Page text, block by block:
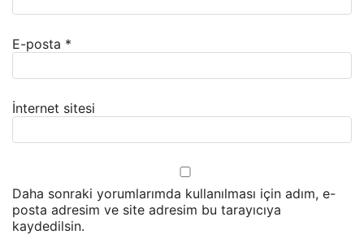
E-posta *
İnternet sitesi
Daha sonraki yorumlarımda kullanılması için adım, e-
posta adresim ve site adresim bu tarayıcıya
kaydedilsin.